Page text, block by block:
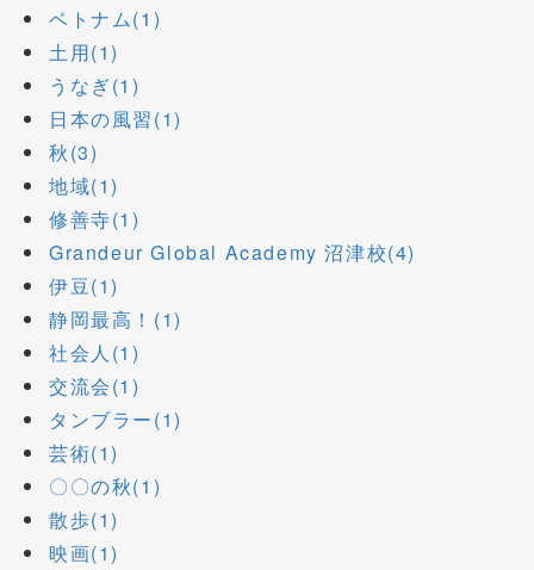
ベトナム(1)
土用(1)
うなぎ(1)
日本の風習(1)
秋(3)
地域(1)
修善寺(1)
Grandeur Global Academy 沼津校(4)
伊豆(1)
静岡最高！(1)
社会人(1)
交流会(1)
タンブラー(1)
芸術(1)
〇〇の秋(1)
散歩(1)
映画(1)